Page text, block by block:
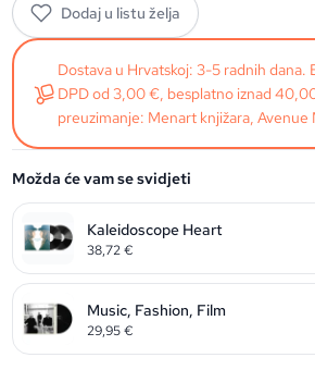
Dodaj u listu želja
Dostava u Hrvatskoj: 3-5 radnih
DPD od 3,00 €, besplatno iznad
preuzimanje: Menart knjižara, Avenue
Možda će vam se svidjeti
Kaleidoscope Heart
38,72€
Music, Fashion, Film
29,95€